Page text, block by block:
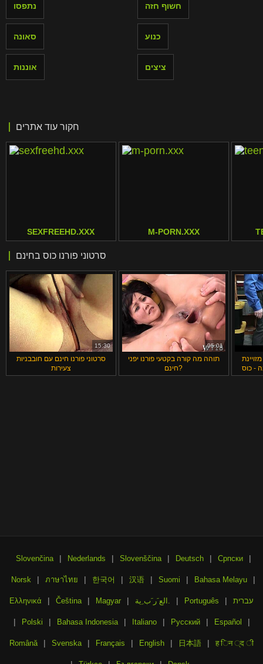
נתפסו
סאונה
אוננות
חשוף חזה
כנוע
ציצים
חקור עוד אתרים
SEXFREEHD.XXX M-PORN.XXX
סרטוני פורנו כוס בחינם
15:30
סרטוני פורנו חינם עם חובבניות
צעירות
05:01
תוהה מה קורה בקטעי פורנו יפני
חינם?
מזויינת
- כוס
Slovenčina | Nederlands | Slovenščina | Deutsch | Српски |
Norsk | ภาษาไทย | 한국어 | 汉语 | Suomi | Bahasa Melayu |
Ελληνικά | Čeština | Magyar | الع َر َب ِية. | Português | עברית
| Polski | Bahasa Indonesia | Italiano | Русский | Español |
Română | Svenska | Français | English | 日本語 | ह िन ्द ी